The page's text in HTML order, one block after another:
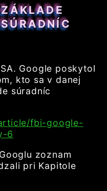
Google poskytol
kto sa v danej
súradníc
fbi-google-
6
zoznam
pri Kapitole